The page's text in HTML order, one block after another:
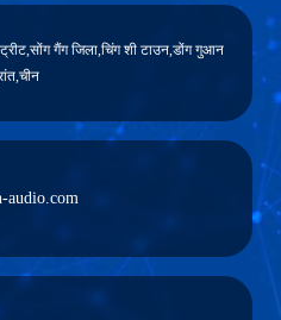
गैंग जिला,चिंग शी टाउन,डोंग गुआन
audio.com